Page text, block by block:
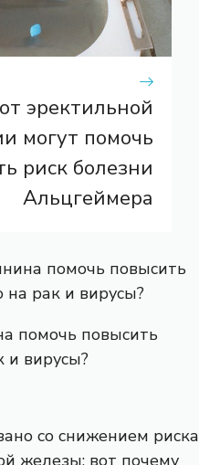
эректильной
могут помочь
риск болезни
Альцгеймера
помочь повысить
вирусы?